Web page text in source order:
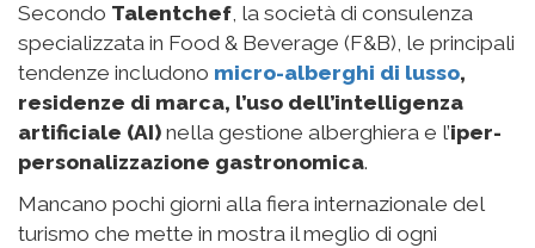
Secondo Talentchef, la società di consulenza
specializzata in Food & Beverage (F&B), le principali
tendenze includono micro-alberghi di lusso,
residenze di marca, l’uso dell’intelligenza
artificiale (AI) nella gestione alberghiera e l’iper-
personalizzazione gastronomica.
Mancano pochi giorni alla fiera internazionale del
turismo che mette in mostra il meglio di ogni